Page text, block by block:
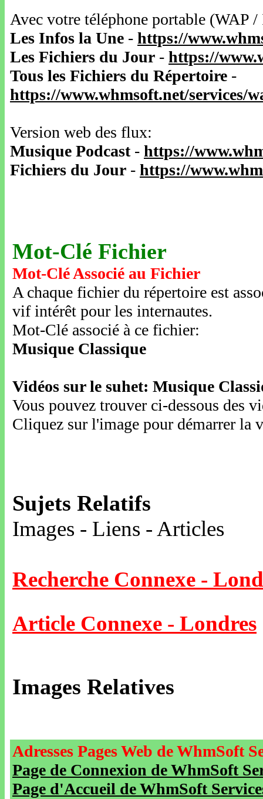
Avec votre téléphone portable
Les Infos la Une - https://
Les Fichiers du Jour - https://
Tous les Fichiers du Répertoire -
https://www.whmsoft.net/services/
Version web des flux:
Musique Podcast- https://
Fichiers du Jour - https://
Mot-Clé Fichier
Mot-Clé Associé au Fichier
A chaque fichier du répertoire est
vif intérêt pour les internautes.
Mot-Clé associé à ce fichier:
Musique Classique
Vidéos sur le suhet: Musique
Vous pouvez trouver ci-dessous des
Cliquez sur l'image pour démarrer la
Sujets Relatifs
Images - Liens - Articles
Recherche Connexe -
Article Connexe - Londres
Images Relatives
Adresses Pages Web de WhmSoft
Page de Connexion de WhmSoft
Page d'Accueil de WhmSoft